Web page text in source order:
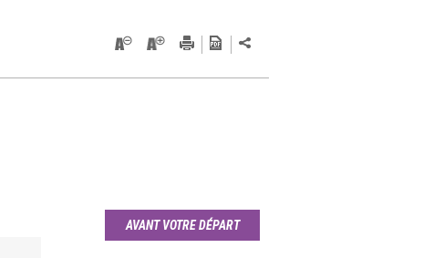
AVANT VOTRE DÉPART